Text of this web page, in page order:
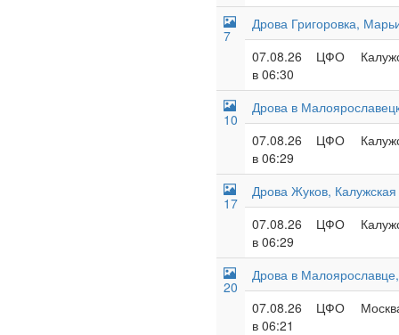
7
Дрова Григоровка,
07.08.26
в 06:30
ЦФО
10
Дрова в
07.08.26
в 06:29
ЦФО
17
Дрова Жуков, Калужская
07.08.26
в 06:29
ЦФО
20
Дрова в
07.08.26
в 06:21
ЦФО